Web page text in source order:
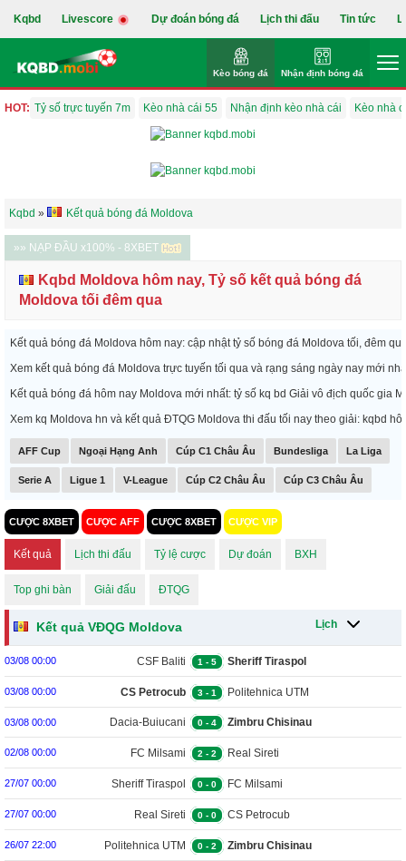
Kqbd Livescore Dự đoán bóng đá Lịch thi đấu Tin tức
Kèo bóng đá Nhận định bóng đá
HOT: Tỷ số trực tuyến 7m Kèo nhà cái 55 Nhận định kèo nhà cái Kèo nhà
Kqbd » Kết quả bóng đá Moldova
»» NẠP ĐẦU x100% - 8XBET
Kqbd Moldova hôm nay, Tỷ số kết quả bóng đá
Moldova tối đêm qua
Kết quả bóng đá Moldova hôm nay: cập nhật tỷ số bóng đá Moldova tối, đêm
Xem kết quả bóng đá Moldova trực tuyến tối qua và rạng sáng ngày nay mới
Kết quả bóng đá hôm nay Moldova mới nhất: tỷ số kq bd Giải vô địch quốc gia
Xem kq Moldova hn và kết quả ĐTQG Moldova thi đấu tối nay theo giải: kqbd
AFF Cup Ngoại Hạng Anh Cúp C1 Châu Âu Bundesliga La Liga
Serie A Ligue 1 V-League Cúp C2 Châu Âu Cúp C3 Châu Âu
CƯỢC 8XBET CƯỢC AFF CƯỢC 8XBET CƯỢC VIP
Kết quả Lịch thi đấu Tỷ lệ cược Dự đoán BXH
Top ghi bàn Giải đấu ĐTQG
Kết quả VĐQG Moldova Lịch
03/08 00:00 CSF Baliti 1 - 5 Sheriff Tiraspol
03/08 00:00 CS Petrocub 3 - 1 Politehnica UTM
03/08 00:00 Dacia-Buiucani 0 - 4 Zimbru Chisinau
02/08 00:00 FC Milsami 2 - 2 Real Sireti
27/07 00:00 Sheriff Tiraspol 0 - 0 FC Milsami
27/07 00:00 Real Sireti 0 - 0 CS Petrocub
26/07 22:00 Politehnica UTM 0 - 2 Zimbru Chisinau